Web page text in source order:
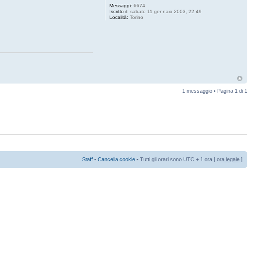
Messaggi: 6674
Iscritto il: sabato 11 gennaio 2003, 22:49
Località: Torino
1 messaggio • Pagina 1 di 1
Staff • Cancella cookie • Tutti gli orari sono UTC + 1 ora [ ora legale ]